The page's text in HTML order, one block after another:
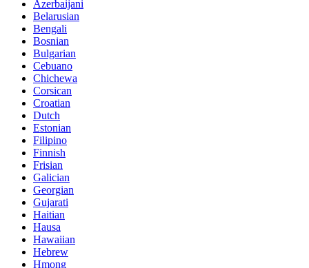
Azerbaijani
Belarusian
Bengali
Bosnian
Bulgarian
Cebuano
Chichewa
Corsican
Croatian
Dutch
Estonian
Filipino
Finnish
Frisian
Galician
Georgian
Gujarati
Haitian
Hausa
Hawaiian
Hebrew
Hmong